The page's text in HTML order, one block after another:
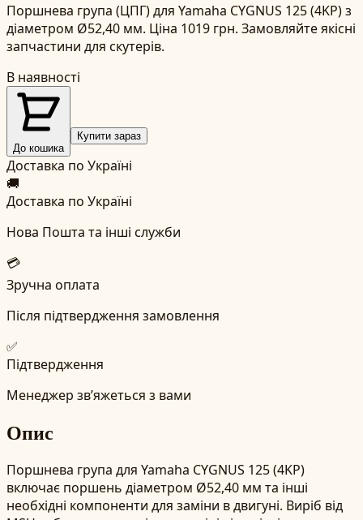
Поршнева група (ЦПГ) для Yamaha CYGNUS 125 (4KP) з
діаметром Ø52,40 мм. Ціна 1019 грн. Замовляйте якісні
запчастини для скутерів.
В наявності
До кошика
Купити зараз
Доставка по Україні
🚚
Доставка по Україні
Нова Пошта та інші служби
💳
Зручна оплата
Після підтвердження замовлення
✅
Підтвердження
Менеджер зв’яжеться з вами
Опис
Поршнева група для Yamaha CYGNUS 125 (4KP)
включає поршень діаметром Ø52,40 мм та інші
необхідні компоненти для заміни в двигуні. Виріб від